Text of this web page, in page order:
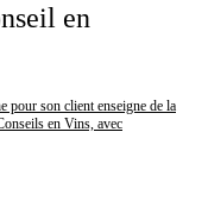
en
son client enseigne de la
en Vins, avec